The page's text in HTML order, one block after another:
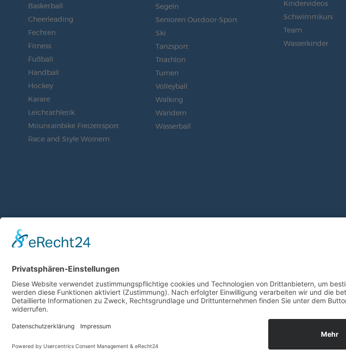
Basketball
Cheerleading
Fechten
Fitness
Fußball
Handball
Hockey
Karate
Leichtathletik
Mountainbike Freizeitsport
Race and Style Woinem
Segeln
Senioren Outdoor-Sport
Ski
Tanzsport
Triathlon
Turnen
Volleyball
Walking
Wandern
Wasserball
Kindervideos
Schwimmkurs
Team
Wasserkinder
ZUR ANMELDUNG
© 2019 | TSG WEINHEIM